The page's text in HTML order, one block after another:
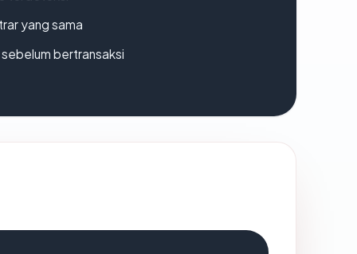
yang sama
bertransaksi